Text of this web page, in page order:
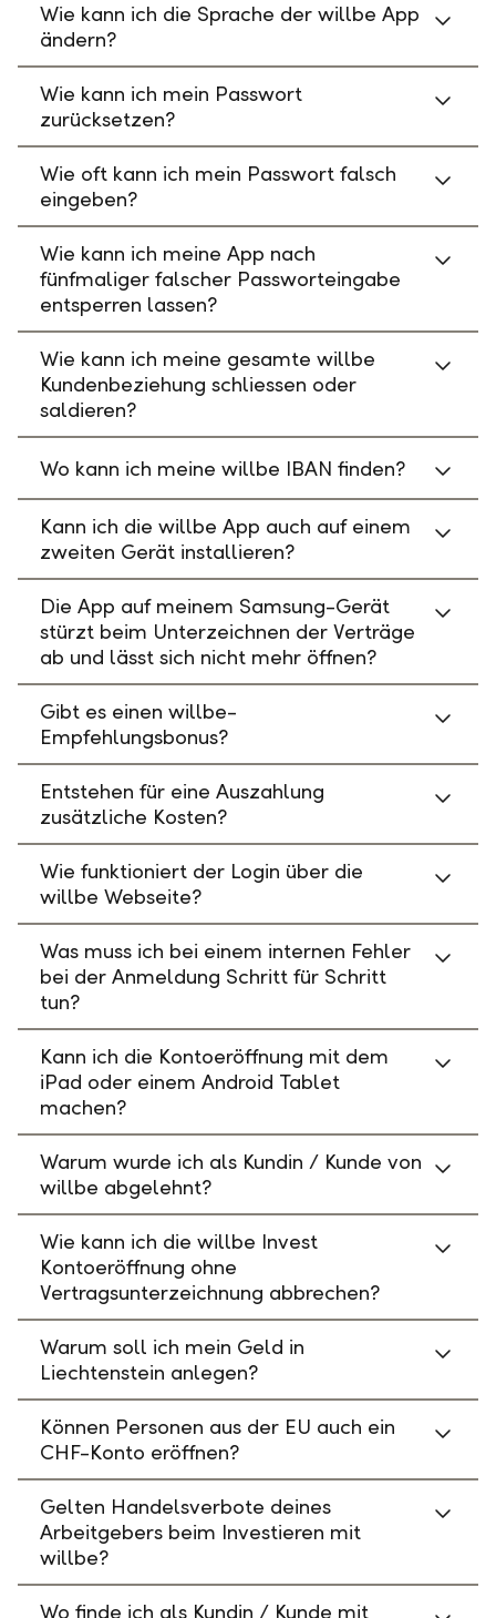
Wie kann ich die Sprache der willbe App
ändern?
Wie kann ich mein Passwort
zurücksetzen?
Wie oft kann ich mein Passwort falsch
eingeben?
Wie kann ich meine App nach
fünfmaliger falscher Passworteingabe
entsperren lassen?
Wie kann ich meine gesamte willbe
Kundenbeziehung schliessen oder
saldieren?
Wo kann ich meine willbe IBAN finden?
Kann ich die willbe App auch auf einem
zweiten Gerät installieren?
Die App auf meinem Samsung-Gerät
stürzt beim Unterzeichnen der Verträge
ab und lässt sich nicht mehr öffnen?
Gibt es einen willbe-
Empfehlungsbonus?
Entstehen für eine Auszahlung
zusätzliche Kosten?
Wie funktioniert der Login über die
willbe Webseite?
Was muss ich bei einem internen Fehler
bei der Anmeldung Schritt für Schritt
tun?
Kann ich die Kontoeröffnung mit dem
iPad oder einem Android Tablet
machen?
Warum wurde ich als Kundin / Kunde von
willbe abgelehnt?
Wie kann ich die willbe Invest
Kontoeröffnung ohne
Vertragsunterzeichnung abbrechen?
Warum soll ich mein Geld in
Liechtenstein anlegen?
Können Personen aus der EU auch ein
CHF-Konto eröffnen?
Gelten Handelsverbote deines
Arbeitgebers beim Investieren mit
willbe?
Wo finde ich als Kundin / Kunde mit